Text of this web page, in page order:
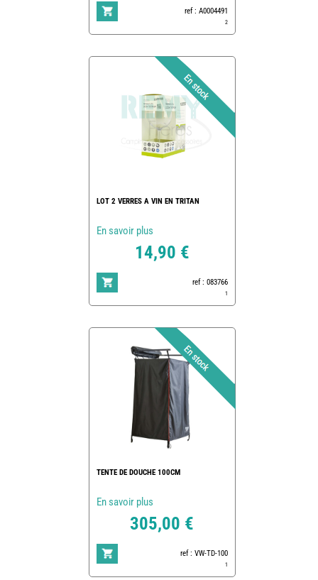
ref : A0004491
2
LOT 2 VERRES A VIN EN TRITAN
En savoir plus
14,90 €
ref : 083766
1
TENTE DE DOUCHE 100CM
En savoir plus
305,00 €
ref : VW-TD-100
1